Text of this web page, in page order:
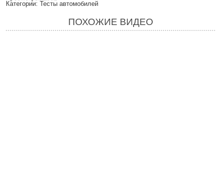
Категории: Тесты автомобилей
ПОХОЖИЕ ВИДЕО